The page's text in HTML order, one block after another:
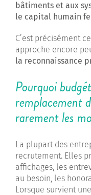
bâtiments et aux
le capital humain
C’est précisément
approche encore
la reconnaissance
Pourquoi
remplacement
rarement les
La plupart des
recrutement. Elles
affichages, les
au besoin, les
Lorsque survient